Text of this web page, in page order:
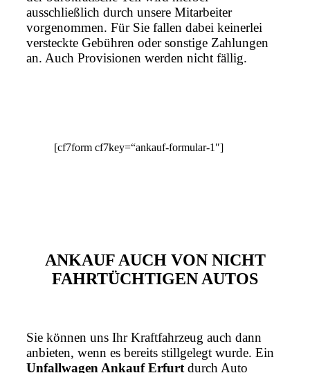
ausschließlich durch unsere Mitarbeiter
vorgenommen. Für Sie fallen dabei keinerlei
versteckte Gebühren oder sonstige Zahlungen
an. Auch Provisionen werden nicht fällig.
[cf7form cf7key=“ankauf-formular-1″]
ANKAUF AUCH VON NICHT
FAHRTÜCHTIGEN AUTOS
Sie können uns Ihr Kraftfahrzeug auch dann
anbieten, wenn es bereits stillgelegt wurde. Ein
Unfallwagen Ankauf Erfurt durch Auto